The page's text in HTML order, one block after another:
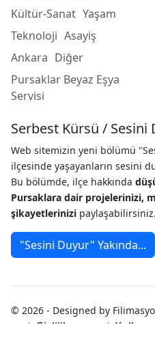
Kültür-Sanat Yaşam
Teknoloji Asayiş
Ankara Diğer
Pursaklar Beyaz Eşya
Servisi
Serbest Kürsü / Sesini
Web sitemizin yeni bölümü
ilçesinde yaşayanların sesini
Bu bölümde, ilçe hakkında
Pursaklara dair projelerinizi,
şikayetlerinizi paylaşabilirsiniz.
"Sesini Duyur" Yakında...
© 2026 - Designed by
Gizlilik
Kullanım